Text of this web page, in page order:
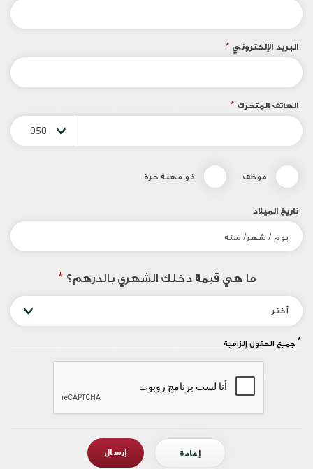
البريد الإلكتروني *
الهاتف المتحرك *
050
موظف ذو مهنة حرة
تاريخ الميلاد
ما هي قيمة دخلك الشهري بالدرهم؟ *
أختر
* جميع الحقول إلزامية